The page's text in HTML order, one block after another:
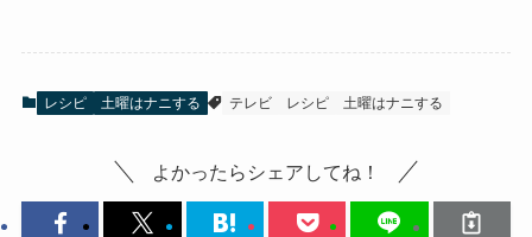
レシピ 土曜はナニする テレビ レシピ 土曜はナニする
よかったらシェアしてね！